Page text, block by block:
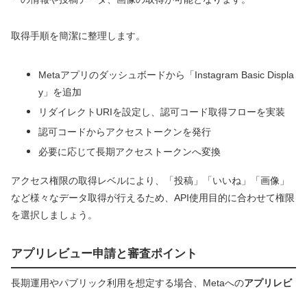
取得手順を簡潔に整理します。
Metaアプリのダッシュボードから「Instagram Basic Displa
y」を追加
リダイレクトURIを設定し、認可コード取得フローを実装
認可コードからアクセストークンを発行
必要に応じて長期アクセストークンへ変換
アクセス権限の取得レベルにより、「投稿」「いいね」「画像」
など様々なデータ取得が行えるため、API使用目的に合わせて権限
を選択しましょう。
アプリレビュー申請と審査ポイント
長期運用やパブリック利用を想定する場合、Metaへのアプリレビ